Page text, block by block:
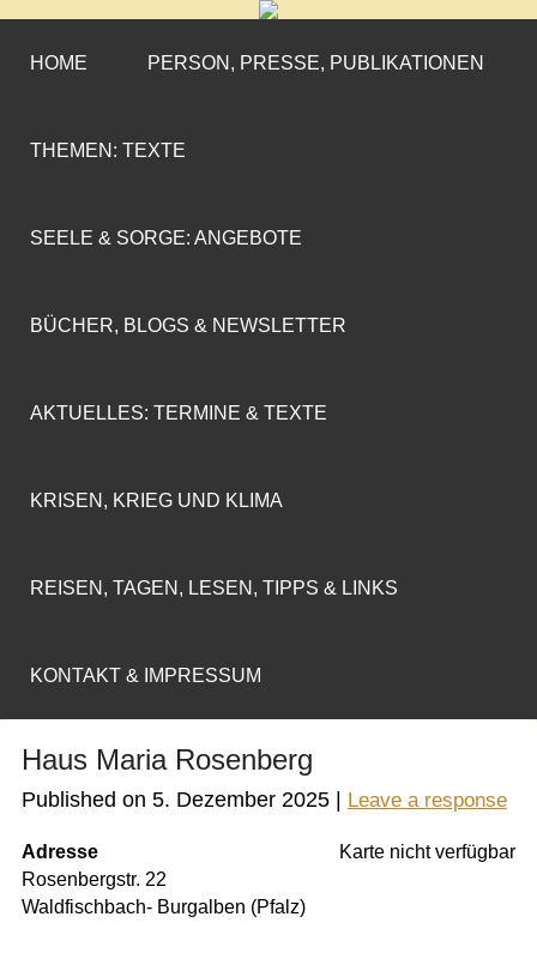
CORNELIA COENEN-
MARX
»ENGAGEMENT MIT PROFIL«
HOME PERSON, PRESSE, PUBLIKATIONEN
THEMEN: TEXTE
SEELE & SORGE: ANGEBOTE
BÜCHER, BLOGS & NEWSLETTER
AKTUELLES: TERMINE & TEXTE
KRISEN, KRIEG UND KLIMA
REISEN, TAGEN, LESEN, TIPPS & LINKS
KONTAKT & IMPRESSUM
Haus Maria Rosenberg
Published on 5. Dezember 2025| Leave a response
Karte nicht verfügbar
Adresse
Rosenbergstr. 22
Waldfischbach- Burgalben (Pfalz)